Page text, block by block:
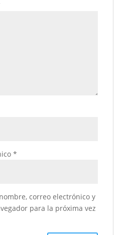
*
correo electrónico y
para la próxima vez